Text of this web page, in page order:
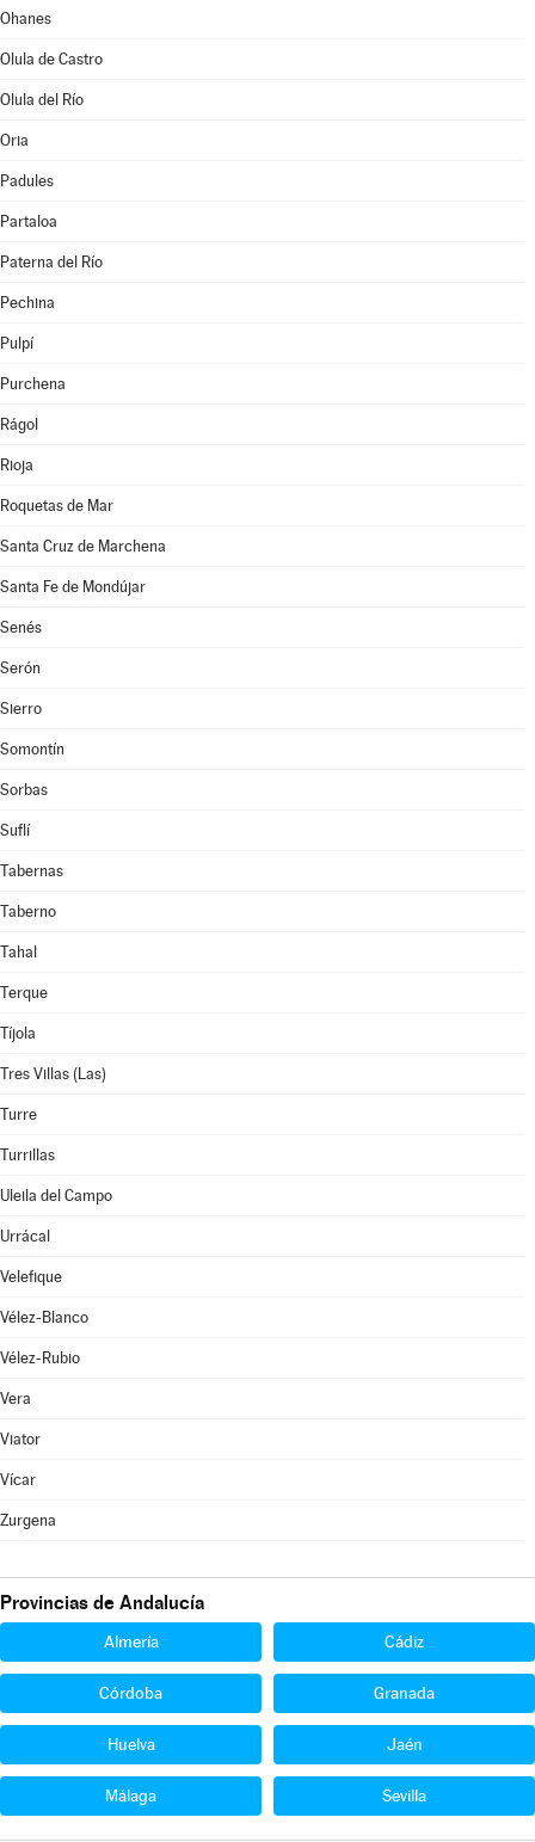
Ohanes
Olula de Castro
Olula del Río
Oria
Padules
Partaloa
Paterna del Río
Pechina
Pulpí
Purchena
Rágol
Rioja
Roquetas de Mar
Santa Cruz de Marchena
Santa Fe de Mondújar
Senés
Serón
Sierro
Somontín
Sorbas
Suflí
Tabernas
Taberno
Tahal
Terque
Tíjola
Tres Villas (Las)
Turre
Turrillas
Uleila del Campo
Urrácal
Velefique
Vélez-Blanco
Vélez-Rubio
Vera
Viator
Vícar
Zurgena
Provincias de Andalucía
Almería Cádiz
Córdoba Granada
Huelva Jaén
Málaga Sevilla